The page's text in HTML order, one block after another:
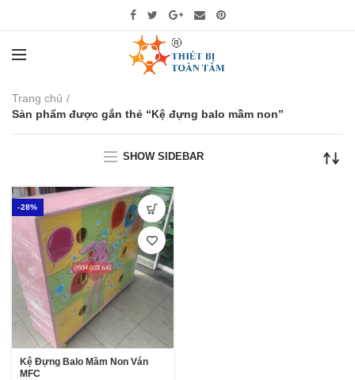
Trang chủ
Sản phẩm được gắn thẻ “Kệ đựng balo mầm non”
SHOW SIDEBAR
-28%
Kệ Đựng Balo Mầm Non Ván
MFC